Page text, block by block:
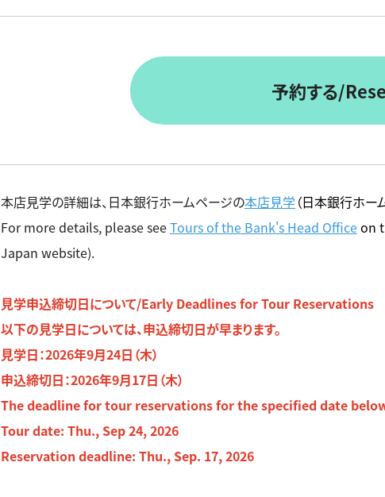
予約する/
本店見学の詳細は、日本銀行ホームページの本店見学（日本銀行ホー
For more details, please seeTours of the Bank's Head Officeon
Japan website).
見学申込締切日について/Early Deadlines for Tour Reservations
以下の見学日については、申込締切日が早まります。
見学日：2026年9月24日（木）
申込締切日：2026年9月17日（木）
The deadline for tour reservations for the specified date
Tour date: Thu., Sep 24, 2026
Reservation deadline: Thu., Sep. 17, 2026